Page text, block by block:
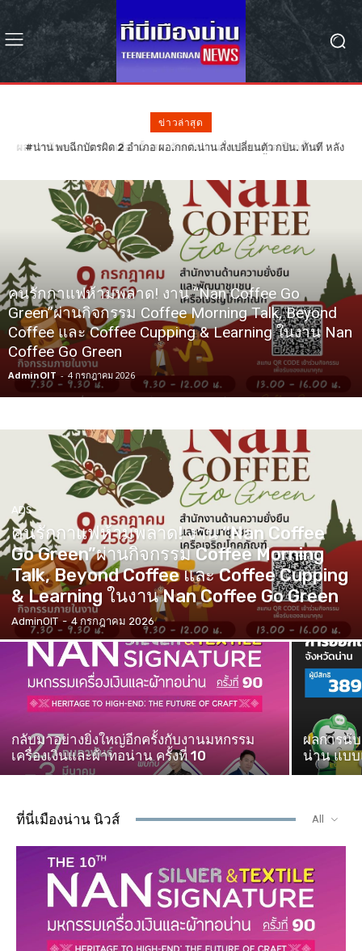
ข่าวล่าสุด
#น่าน พบฉีกบัตรผิด 2 อำเภอ ผอ.กกต.น่าน สั่งเปลี่ยนตัว กปน. ทันที หลัง
คนรักกาแฟห้ามพลาด! งาน “Nan Coffee Go
Green”ผ่านกิจกรรม Coffee Morning Talk, Beyond
Coffee และ Coffee Cupping & Learning ในงาน Nan
Coffee Go Green
AdminOIT - 4 กรกฎาคม 2026
ADS
คนรักกาแฟห้ามพลาด! งาน “Nan Coffee
Go Green”ผ่านกิจกรรม Coffee Morning
Talk, Beyond Coffee และ Coffee Cupping
& Learning ในงาน Nan Coffee Go Green
AdminOIT - 4 กรกฎาคม 2026
กลับมาอย่างยิ่งใหญ่อีกครั้งกับงานมหกรรม
เครื่องเงินและผ้าทอน่าน ครั้งที่ 10
ผลการนั
น่าน แบบ
ที่นี่เมืองน่าน นิวส์ All